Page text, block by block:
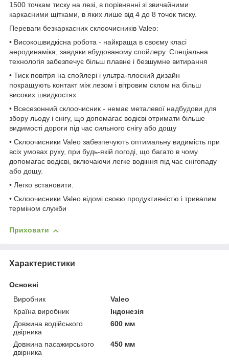
1500 точкам тиску на лезі, в порівнянні зі звичайними
каркасними щітками, в яких лише від 4 до 8 точок тиску.
Переваги безкаркасних склоочисників Valeo:
• Високошвидкісна робота - найкраща в своєму класі
аеродинаміка, завдяки вбудованому спойлеру. Спеціальна
технологія забезпечує більш плавне і безшумне витирання
• Тиск повітря на спойлері і ультра-плоский дизайн
покращують контакт між лезом і вітровим склом на більш
високих швидкостях
• Всесезонний склоочисник - немає металевої надбудови для
збору льоду і снігу, що допомагає водієві отримати більше
видимості дороги під час сильного снігу або дощу
• Склоочисники Valeo забезпечують оптимальну видимість при
всіх умовах руху, при будь-якій погоді, що багато в чому
допомагає водієві, включаючи легке водіння під час снігопаду
або дощу.
• Легко встановити.
• Склоочисники Valeo відомі своєю продуктивністю і тривалим
терміном служби
Приховати
Характеристики
Основні
Виробник
Valeo
Країна виробник
Індонезія
Довжина водійського
двірника
600 мм
Довжина пасажирського
двірника
450 мм